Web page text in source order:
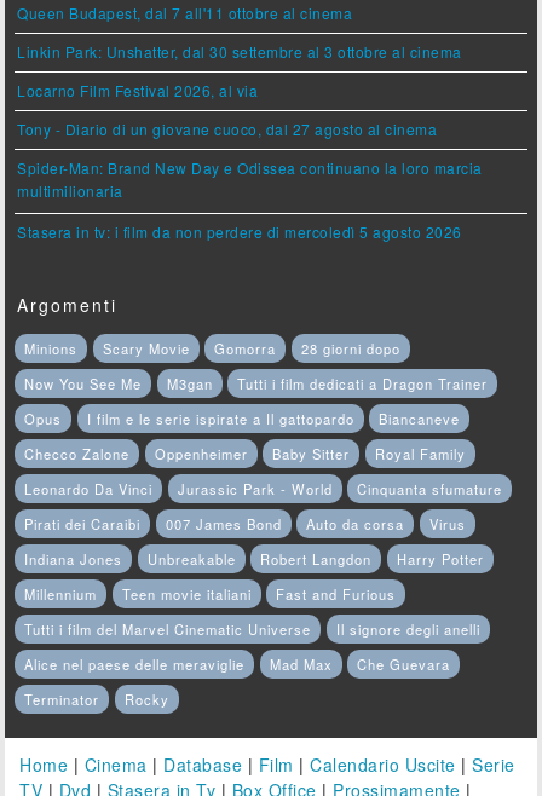
Queen Budapest, dal 7 all'11 ottobre al cinema
Linkin Park: Unshatter, dal 30 settembre al 3 ottobre al cinema
Locarno Film Festival 2026, al via
Tony - Diario di un giovane cuoco, dal 27 agosto al cinema
Spider-Man: Brand New Day e Odissea continuano la loro marcia
multimilionaria
Stasera in tv: i film da non perdere di mercoledì 5 agosto 2026
Argomenti
Minions Scary Movie Gomorra
28 giorni dopo
Now You See Me
M3gan
Tutti i film dedicati a Dragon Trainer
Opus
I film e le serie ispirate a Il gattopardo
Biancaneve
Checco Zalone
Oppenheimer Baby Sitter
Royal Family
Leonardo Da Vinci
Jurassic Park - World
Cinquanta sfumature
Pirati dei Caraibi
007 James Bond Auto da corsa
Virus
Indiana Jones
Unbreakable Robert Langdon
Harry Potter
Millennium
Teen movie italiani
Fast and Furious
Tutti i film del Marvel Cinematic Universe
Il signore degli anelli
Alice nel paese delle meraviglie
Mad Max
Che Guevara
Terminator
Rocky
Home | Cinema | Database | Film |Calendario Uscite |Serie
TV | Dvd | Stasera in Tv | Box Office | Prossimamente |